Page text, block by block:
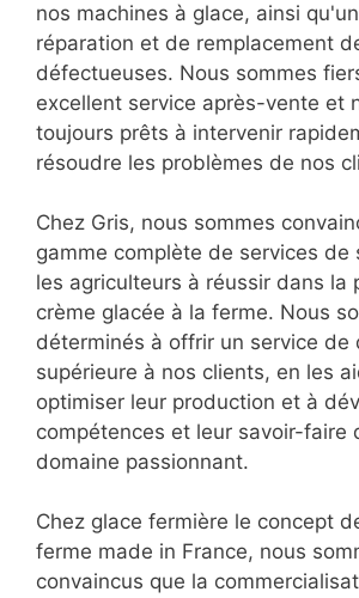
nos machines à glace, ainsi
réparation et de remplacement
défectueuses. Nous sommes
excellent service après-vente et
toujours prêts à intervenir
résoudre les problèmes de nos
Chez Gris, nous sommes
gamme complète de services de
les agriculteurs à réussir dans la
crème glacée à la ferme. Nous
déterminés à offrir un service de
supérieure à nos clients, en les
optimiser leur production et à
compétences et leur savoir-faire
domaine passionnant.
Chez glace fermière le concept
ferme made in France, nous
convaincus que la